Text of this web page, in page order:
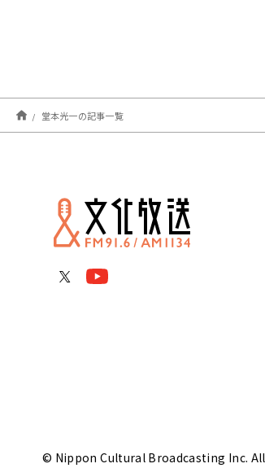
堂本光一の記事一覧
© Nippon Cultural Broadcasting Inc.